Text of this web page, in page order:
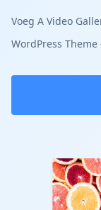
Voeg A Video
WordPress